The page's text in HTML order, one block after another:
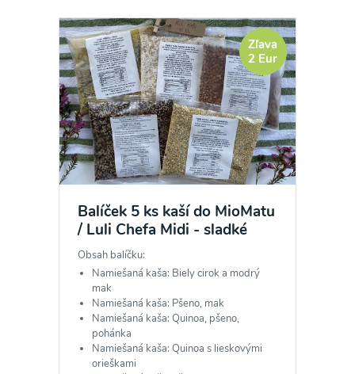
Zľava
2 Eur
Balíček 5 ks kaší do MioMatu
/ Luli Chefa Midi - sladké
Obsah balíčku:
Namiešaná kaša: Biely cirok a modrý
mak
Namiešaná kaša: Pšeno, mak
Namiešaná kaša: Quinoa, pšeno,
pohánka
Namiešaná kaša: Quinoa s lieskovými
orieškami